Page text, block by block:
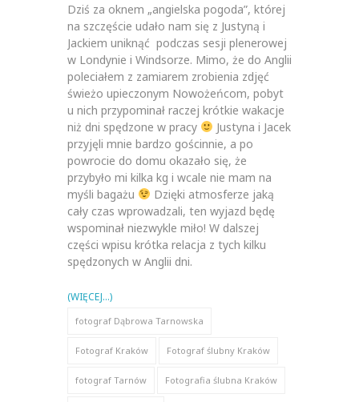
Dziś za oknem „angielska pogoda”, której
na szczęście udało nam się z Justyną i
Jackiem uniknąć podczas sesji plenerowej
w Londynie i Windsorze. Mimo, że do Anglii
poleciałem z zamiarem zrobienia zdjęć
świeżo upieczonym Nowożeńcom, pobyt
u nich przypominał raczej krótkie wakacje
niż dni spędzone w pracy
Justyna i Jacek
przyjęli mnie bardzo gościnnie, a po
powrocie do domu okazało się, że
przybyło mi kilka kg i wcale nie mam na
myśli bagażu
Dzięki atmosferze jaką
cały czas wprowadzali, ten wyjazd będę
wspominał niezwykle miło! W dalszej
części wpisu krótka relacja z tych kilku
spędzonych w Anglii dni.
(WIĘCEJ…)
fotograf Dąbrowa Tarnowska
Fotograf Kraków Fotograf ślubny Kraków
fotograf Tarnów Fotografia ślubna Kraków